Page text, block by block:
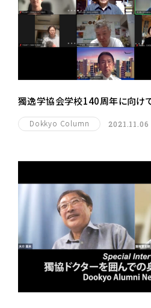
獨逸学協会学校140周年に向け
Dokkyo Column 2021.11.06